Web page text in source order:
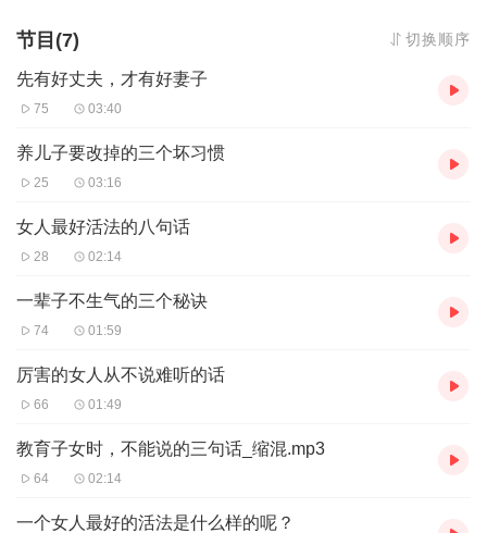
节目(7) 切换顺序
先有好丈夫，才有好妻子
75 03:40
养儿子要改掉的三个坏习惯
25 03:16
女人最好活法的八句话
28 02:14
一辈子不生气的三个秘诀
74 01:59
厉害的女人从不说难听的话
66 01:49
教育子女时，不能说的三句话_缩混.mp3
64 02:14
一个女人最好的活法是什么样的呢？